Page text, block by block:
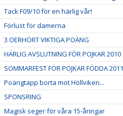
Tack F09/10 för en härlig vår!
Förlust för damerna
3 OERHÖRT VIKTIGA POÄNG
HÄRLIG AVSLUTNING FÖR POJKAR 2010
SOMMARFEST FÖR POJKAR FÖDDA 2011
Poängtapp borta mot Höllviken...
SPONSRING
Magisk seger för våra 15-åringar